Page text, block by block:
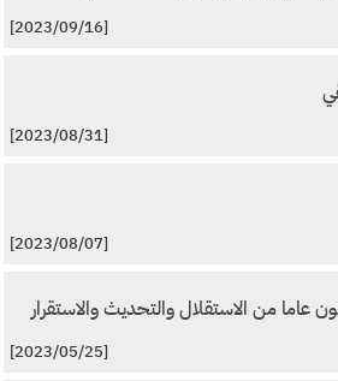
[2023/09/16]
[2023/08/31]
[2023/08/07]
عاما من الاستقلال والتحديث والاستقرار
[2023/05/25]